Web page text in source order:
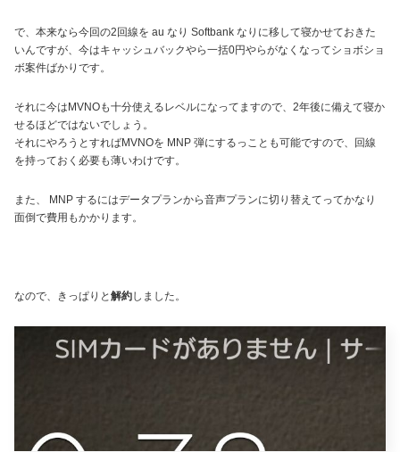
で、本来なら今回の2回線を au なり Softbank なりに移して寝かせておきた
いんですが、今はキャッシュバックやら一括0円やらがなくなってショボショ
ボ案件ばかりです。
それに今はMVNOも十分使えるレベルになってますので、2年後に備えて寝か
せるほどではないでしょう。
それにやろうとすればMVNOを MNP 弾にするっことも可能ですので、回線
を持っておく必要も薄いわけです。
また、 MNP するにはデータプランから音声プランに切り替えてってかなり
面倒で費用もかかります。
なので、きっぱりと 解約しました。